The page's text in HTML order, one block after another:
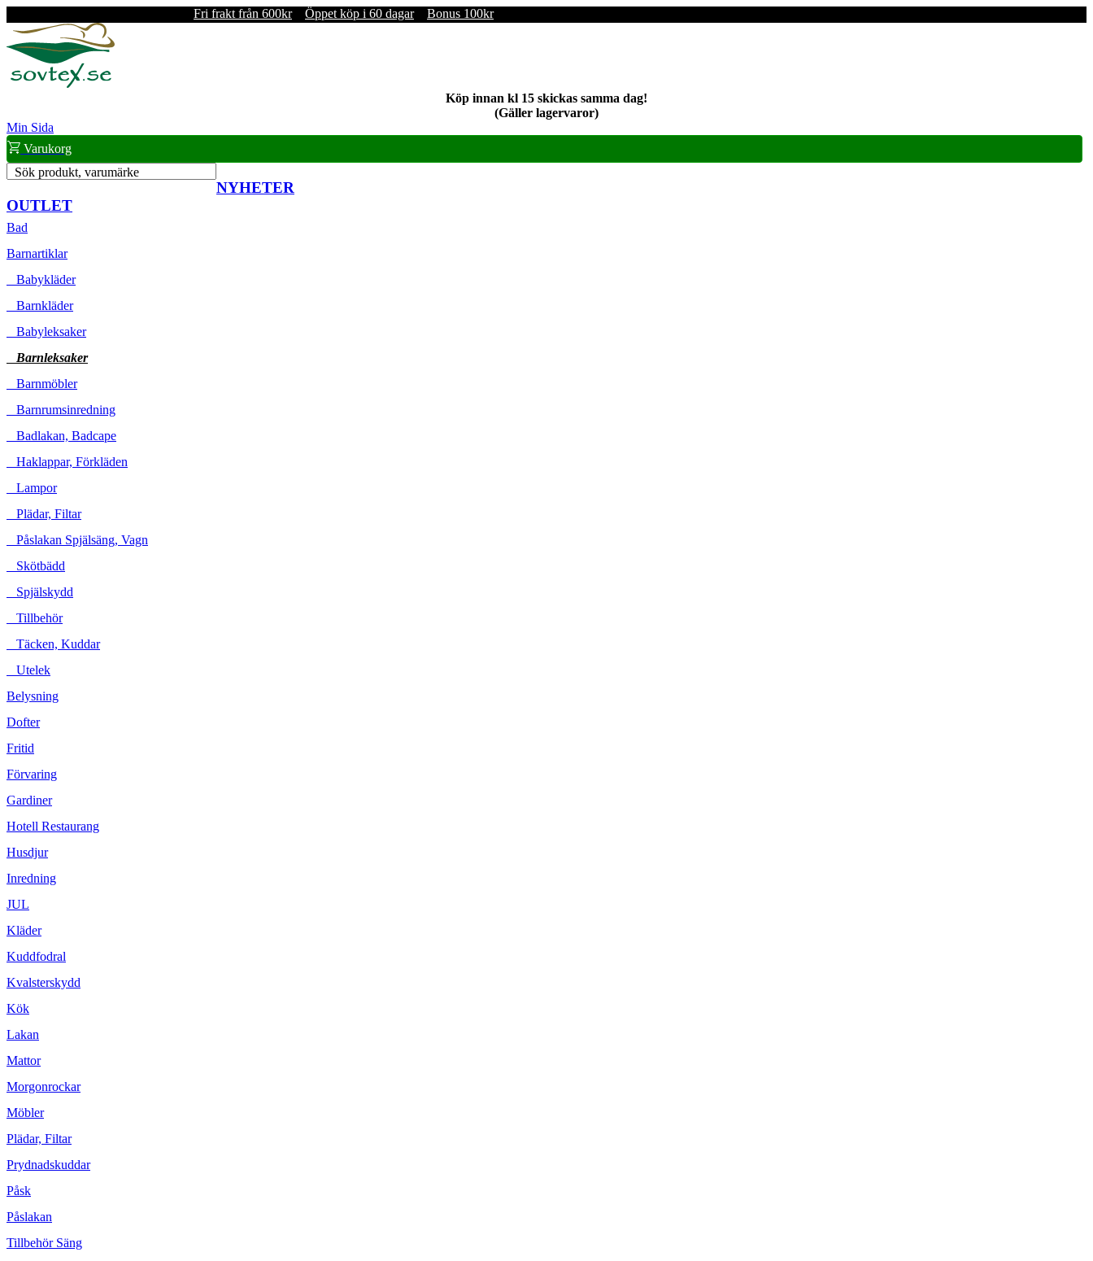
Fri frakt från 600kr Öppet köp i 60 dagar Bonus 100kr
Köp innan kl 15 skickas samma dag!
(Gäller lagervaror)
Min Sida
Varukorg
Sök produkt, varumärke
NYHETER
OUTLET
Bad
Barnartiklar
Babykläder
Barnkläder
Babyleksaker
Barnleksaker
Barnmöbler
Barnrumsinredning
Badlakan, Badcape
Haklappar, Förkläden
Lampor
Plädar, Filtar
Påslakan Spjälsäng, Vagn
Skötbädd
Spjälskydd
Tillbehör
Täcken, Kuddar
Utelek
Belysning
Dofter
Fritid
Förvaring
Gardiner
Hotell Restaurang
Husdjur
Inredning
JUL
Kläder
Kuddfodral
Kvalsterskydd
Kök
Lakan
Mattor
Morgonrockar
Möbler
Plädar, Filtar
Prydnadskuddar
Påsk
Påslakan
Tillbehör Säng